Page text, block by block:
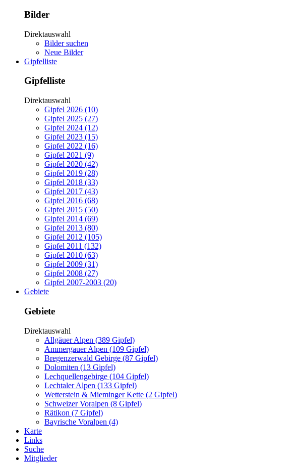
Bilder
Direktauswahl
Bilder suchen
Neue Bilder
Gipfelliste
Gipfelliste
Direktauswahl
Gipfel 2026 (10)
Gipfel 2025 (27)
Gipfel 2024 (12)
Gipfel 2023 (15)
Gipfel 2022 (16)
Gipfel 2021 (9)
Gipfel 2020 (42)
Gipfel 2019 (28)
Gipfel 2018 (33)
Gipfel 2017 (43)
Gipfel 2016 (68)
Gipfel 2015 (50)
Gipfel 2014 (69)
Gipfel 2013 (80)
Gipfel 2012 (105)
Gipfel 2011 (132)
Gipfel 2010 (63)
Gipfel 2009 (31)
Gipfel 2008 (27)
Gipfel 2007-2003 (20)
Gebiete
Gebiete
Direktauswahl
Allgäuer Alpen (389 Gipfel)
Ammergauer Alpen (109 Gipfel)
Bregenzerwald Gebirge (87 Gipfel)
Dolomiten (13 Gipfel)
Lechquellengebirge (104 Gipfel)
Lechtaler Alpen (133 Gipfel)
Wetterstein & Mieminger Kette (2 Gipfel)
Schweizer Voralpen (8 Gipfel)
Rätikon (7 Gipfel)
Bayrische Voralpen (4)
Karte
Links
Suche
Mitglieder